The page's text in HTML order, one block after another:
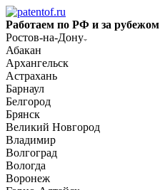
Работаем по РФ и за рубежом
Ростов-на-Дону
Абакан
Архангельск
Астрахань
Барнаул
Белгород
Брянск
Великий Новгород
Владимир
Волгоград
Вологда
Воронеж